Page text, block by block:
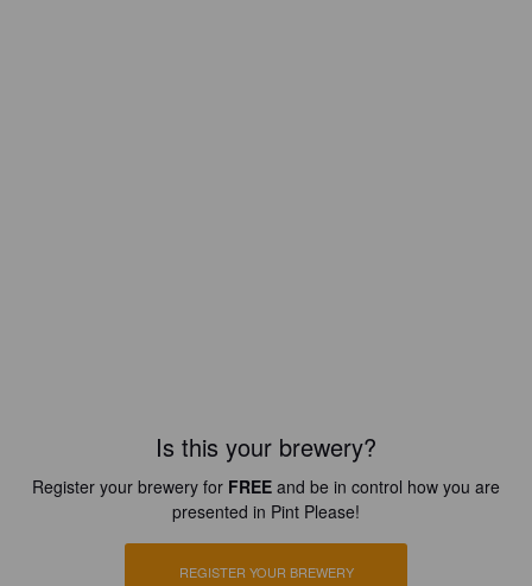
Is this your brewery?
Register your brewery for FREE and be in control how you are
presented in Pint Please!
REGISTER YOUR BREWERY